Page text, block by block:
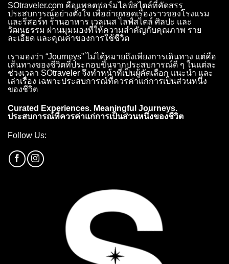
SOtraveler.com คือแพลตฟอร์มไลฟ์สไตล์ที่คัดสรร
ประสบการณ์อย่างตั้งใจ เพื่อถ่ายทอดเรื่องราวของโรงแรม
และรีสอร์ท ร้านอาหาร เวลเนส ไลฟ์สไตล์ ศิลปะ และ
วัฒนธรรม ผ่านมุมมองที่ให้ความสำคัญกับคุณภาพ ราย
ละเอียด และคุณค่าของการใช้ชีวิต
เรามองว่า “Journeys” ไม่ได้หมายถึงเพียงการเดินทาง แต่คือ
เส้นทางของชีวิตที่ประกอบขึ้นจากประสบการณ์ดี ๆ ในแต่ละ
ช่วงเวลา SOtraveler จึงทำหน้าที่เป็นผู้คัดเลือก แนะนำ และ
เล่าเรื่อง เฉพาะประสบการณ์ที่ควรค่าแก่การเป็นส่วนหนึ่ง
ของชีวิต
Curated Experiences. Meaningful Journeys.
ประสบการณ์ที่ควรค่าแก่การเป็นส่วนหนึ่งของชีวิต
Follow Us: